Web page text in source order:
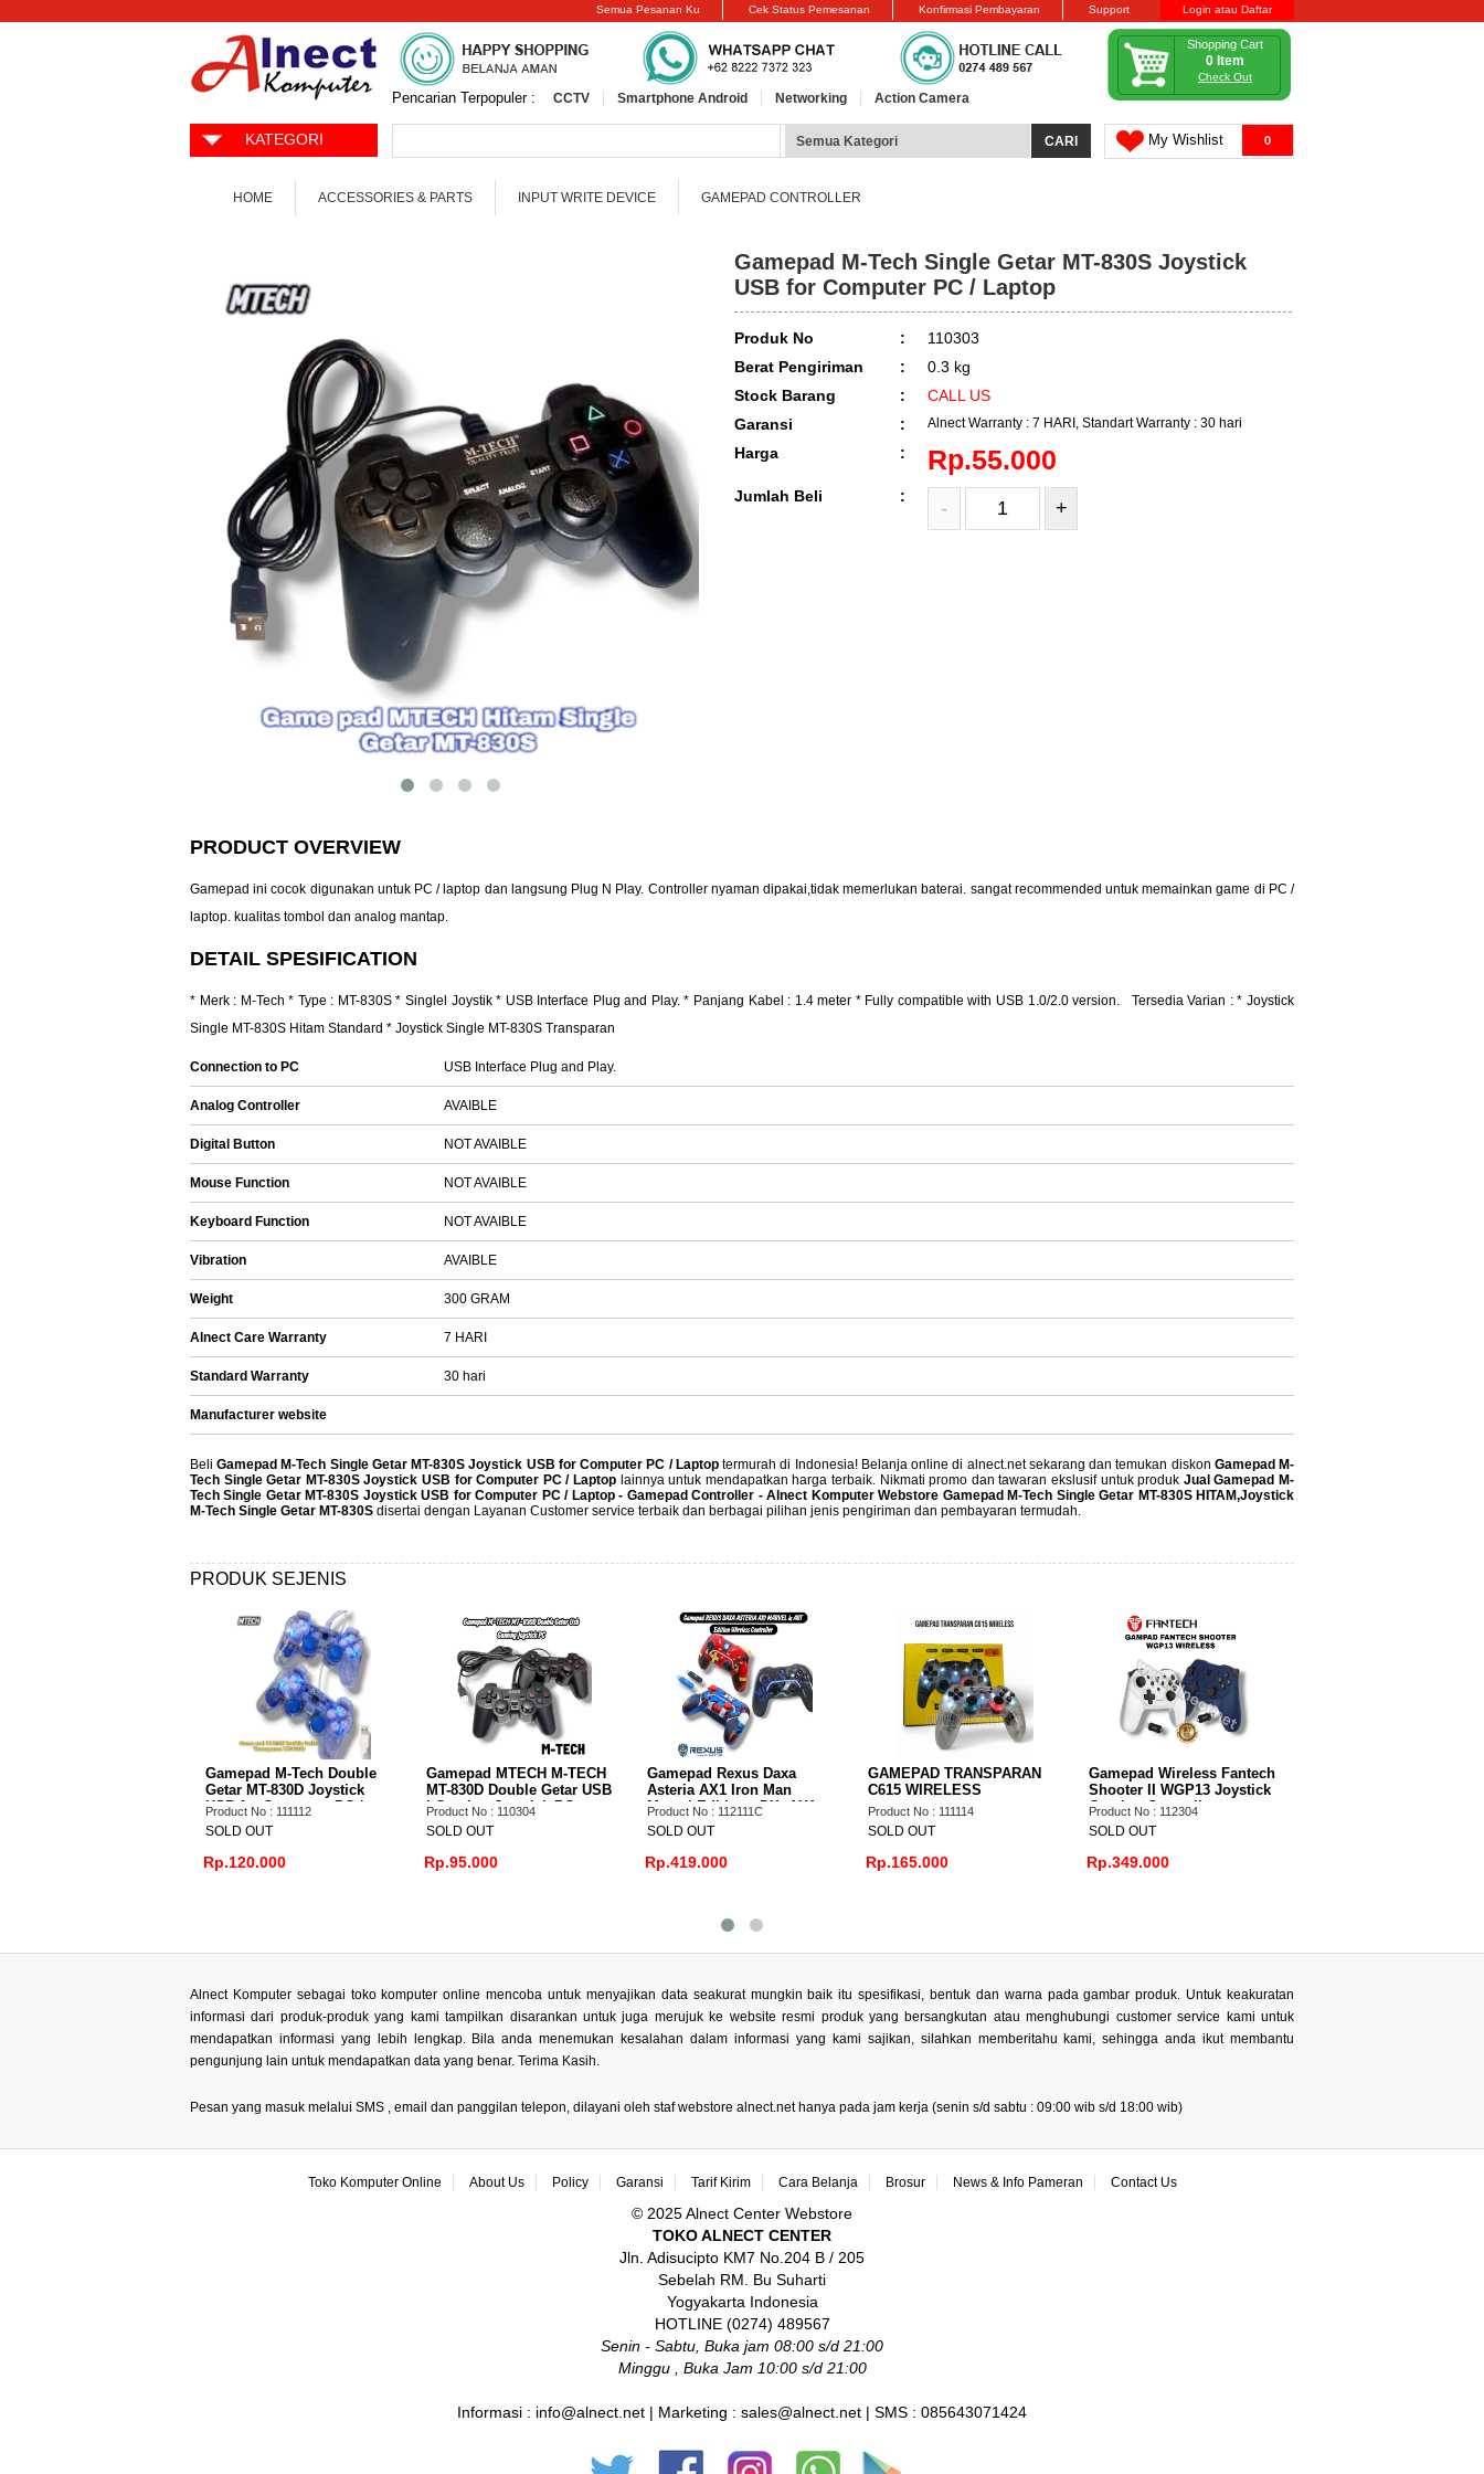
Semua Pesanan Ku Cek Status Pemesanan Konfirmasi Pembayaran Support Login atau Daftar
Pencarian Terpopuler : CCTV Smartphone Android Networking Action Camera
Shopping Cart
0 Item
Check Out
KATEGORI My Wishlist 0
HOME ACCESSORIES & PARTS INPUT WRITE DEVICE GAMEPAD CONTROLLER
Gamepad M-Tech Single Getar MT-830S Joystick
USB for Computer PC / Laptop
Produk No :
110303
Berat Pengiriman
:
0.3 kg
Stock Barang
:
CALL US
Garansi
: Alnect Warranty : 7 HARI, Standart Warranty : 30 hari
Harga : Rp.55.000
Jumlah Beli :
- +
PRODUCT OVERVIEW
Gamepad ini cocok digunakan untuk PC / laptop dan langsung Plug N Play. Controller nyaman dipakai,tidak memerlukan baterai. sangat recommended untuk memainkan game di PC /
laptop. kualitas tombol dan analog mantap.
DETAIL SPESIFICATION
* Merk : M-Tech * Type : MT-830S * Singlel Joystik * USB Interface Plug and Play. * Panjang Kabel : 1.4 meter * Fully compatible with USB 1.0/2.0 version. Tersedia Varian : * Joystick
Single MT-830S Hitam Standard * Joystick Single MT-830S Transparan
Connection to PC USB Interface Plug and Play.
Analog Controller AVAIBLE
Digital Button NOT AVAIBLE
Mouse Function NOT AVAIBLE
Keyboard Function NOT AVAIBLE
Vibration AVAIBLE
Weight 300 GRAM
Alnect Care Warranty 7 HARI
Standard Warranty 30 hari
Manufacturer website
BeliGamepad M-Tech Single Getar MT-830S Joystick USB for Computer PC / Laptoptermurah di Indonesia! Belanja online di alnect.net sekarang dan temukan diskon Gamepad M-
Tech Single Getar MT-830S Joystick USB for Computer PC / Laptop lainnya untuk mendapatkan harga terbaik. Nikmati promo dan tawaran ekslusif untuk produk Jual Gamepad M-
Tech Single Getar MT-830S Joystick USB for Computer PC / Laptop - Gamepad Controller - Alnect Komputer Webstore Gamepad M-Tech Single Getar MT-830S HITAM,Joystick
M-Tech Single Getar MT-830S disertai dengan Layanan Customer service terbaik dan berbagai pilihan jenis pengiriman dan pembayaran termudah.
PRODUK SEJENIS
Rp.95.000
Gamepad MTECH M-TECH
MT-830D Double Getar USB
| Gaming Joystick PC
Product No : 110304
SOLD OUT
Rp.419.000
Gamepad Rexus Daxa
Asteria AX1 Iron Man
Marvel Edition - DX -AX1
Wireless Controller
Product No : 112111C
SOLD OUT
Rp.165.000
GAMEPAD TRANSPARAN
C615 WIRELESS
Product No : 111114
SOLD OUT
Rp.349.000
Gamepad Wireless Fantech
Shooter II WGP13 Joystick
Gaming Controller
Product No : 112304
SOLD OUT
Rp.57.000
Gamepad Stick Mikuso GP-
USB006 USB PC / Laptop
dual shock
Product No : 111401
SOLD OUT
Alnect Komputer sebagai toko komputer online mencoba untuk menyajikan data seakurat mungkin baik itu spesifikasi, bentuk dan warna pada gambar produk. Untuk keakuratan
informasi dari produk-produk yang kami tampilkan disarankan untuk juga merujuk ke website resmi produk yang bersangkutan atau menghubungi customer service kami untuk
mendapatkan informasi yang lebih lengkap. Bila anda menemukan kesalahan dalam informasi yang kami sajikan, silahkan memberitahu kami, sehingga anda ikut membantu
pengunjung lain untuk mendapatkan data yang benar. Terima Kasih.
Pesan yang masuk melalui SMS , email dan panggilan telepon, dilayani oleh staf webstore alnect.net hanya pada jam kerja (senin s/d sabtu : 09:00 wib s/d 18:00 wib)
Toko Komputer Online About Us Policy Garansi Tarif Kirim Cara Belanja Brosur News & Info Pameran Contact Us
© 2025 Alnect Center Webstore
TOKO ALNECT CENTER
Jln. Adisucipto KM7 No.204 B / 205
Sebelah RM. Bu Suharti
Yogyakarta Indonesia
HOTLINE (0274) 489567
Senin - Sabtu, Buka jam 08:00 s/d 21:00
Minggu , Buka Jam 10:00 s/d 21:00
Informasi : info@alnect.net | Marketing : sales@alnect.net | SMS : 085643071424